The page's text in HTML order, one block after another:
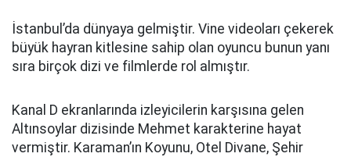
İstanbul’da dünyaya gelmiştir. Vine videoları çekerek
büyük hayran kitlesine sahip olan oyuncu bunun yanı
sıra birçok dizi ve filmlerde rol almıştır.
Kanal D ekranlarında izleyicilerin karşısına gelen
Altınsoylar dizisinde Mehmet karakterine hayat
vermiştir. Karaman’ın Koyunu, Otel Divane, Şehir